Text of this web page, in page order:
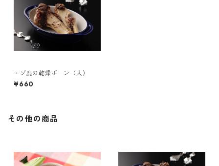
エゾ鹿の乾燥ボーン（大）
¥660
その他の商品